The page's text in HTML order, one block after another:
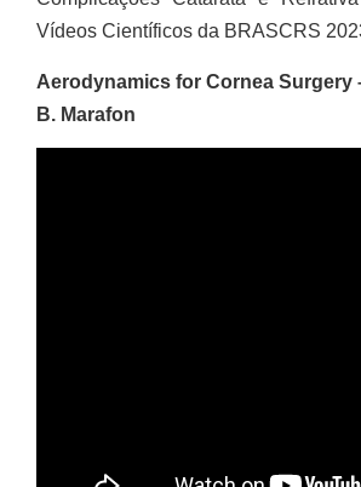
Vídeos Científicos da BRASCRS
Aerodynamics for Cornea Surgery
B. Marafon